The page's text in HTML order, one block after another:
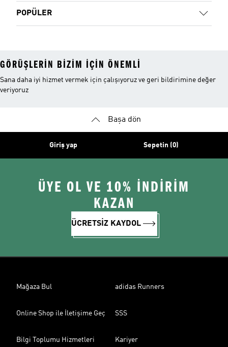
POPÜLER
GÖRÜŞLERIN BIZIM IÇIN ÖNEMLI
Sana daha iyi hizmet vermek için çalışıyoruz ve geri bildirimine değer
veriyoruz
Başa dön
Giriş yap Sepetin (0)
ÜYE OL VE 10% İNDİRİM
KAZAN
ÜCRETSİZ KAYDOL
Mağaza Bul adidas Runners
Online Shop ile İletişime Geç SSS
Bilgi Toplumu Hizmetleri Kariyer